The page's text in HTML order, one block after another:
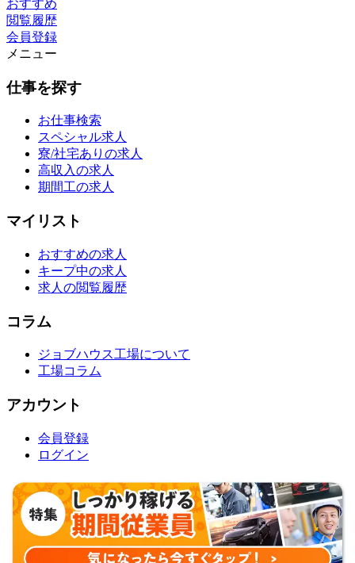
おすすめ
閲覧履歴
会員登録
メニュー
仕事を探す
お仕事検索
スペシャル求人
寮/社宅ありの求人
高収入の求人
期間工の求人
マイリスト
おすすめの求人
キープ中の求人
求人の閲覧履歴
コラム
ジョブハウス工場について
工場コラム
アカウント
会員登録
ログイン